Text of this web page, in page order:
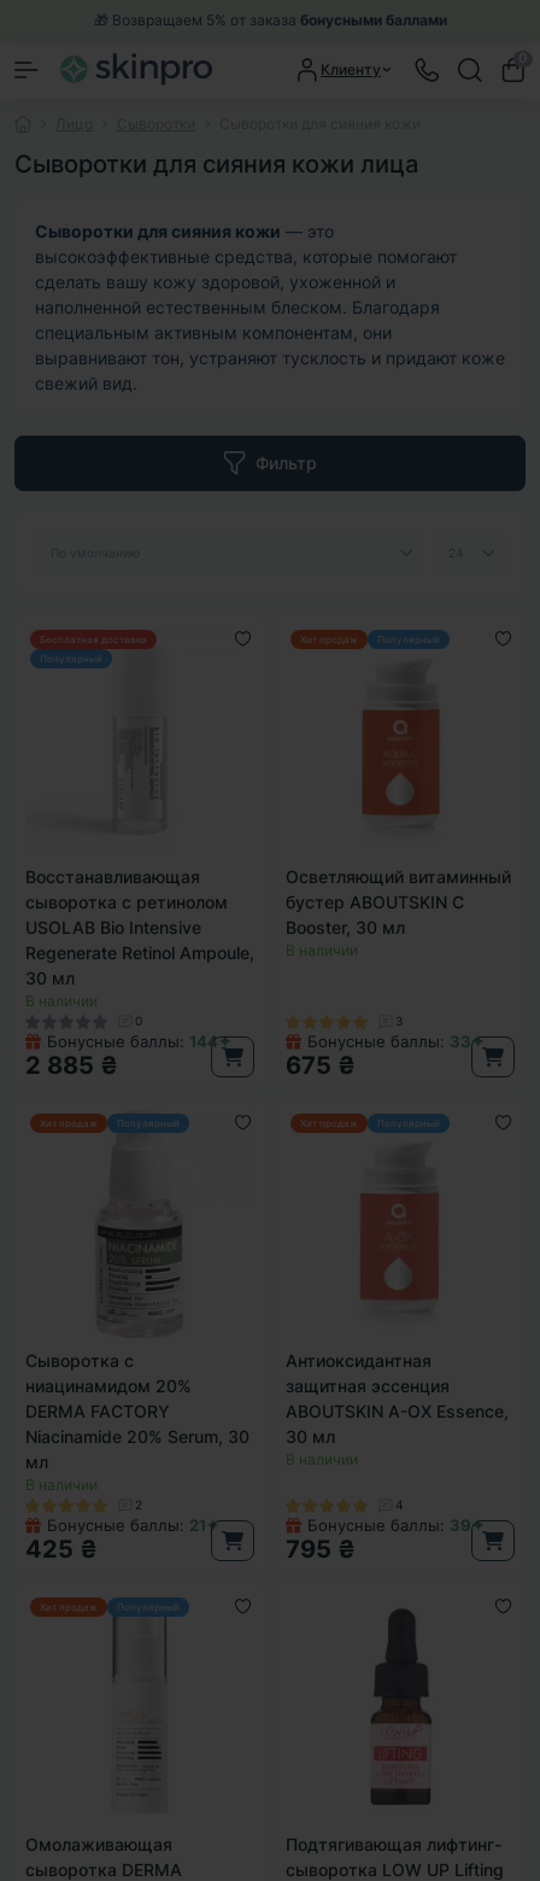
🎁 Возвращаем 5% от заказа бонусными баллами
Клиенту
Сыворотки для сияния кожи лица
Сыворотки для сияния кожи — это
высокоэффективные средства, которые помогают
сделать вашу кожу здоровой, ухоженной и
наполненной естественным блеском. Благодаря
специальным активным компонентам, они
выравнивают тон, устраняют тусклость и придают коже
свежий вид.
Фильтр
Бесплатная доставка
Популярный
Восстанавливающая
сыворотка с ретинолом
USOLAB Bio Intensive
Regenerate Retinol Ampoule,
30 мл
В наличии
0
Бонусные баллы: 144✦
2 885 ₴
Хит продаж Популярный
Осветляющий витаминный
бустер ABOUTSKIN C
Booster, 30 мл
В наличии
3
Бонусные баллы: 33✦
675 ₴
Хит продаж Популярный
Сыворотка с
ниацинамидом 20%
DERMA FACTORY
Niacinamide 20% Serum, 30
мл
В наличии
2
Бонусные баллы: 21✦
425 ₴
Хит продаж Популярный
Антиоксидантная
защитная эссенция
ABOUTSKIN A-OX Essence,
30 мл
В наличии
4
Бонусные баллы: 39✦
795 ₴
Хит продаж Популярный
Омолаживающая
сыворотка DERMA
Подтягивающая лифтинг-
сыворотка LOW UP Lifting